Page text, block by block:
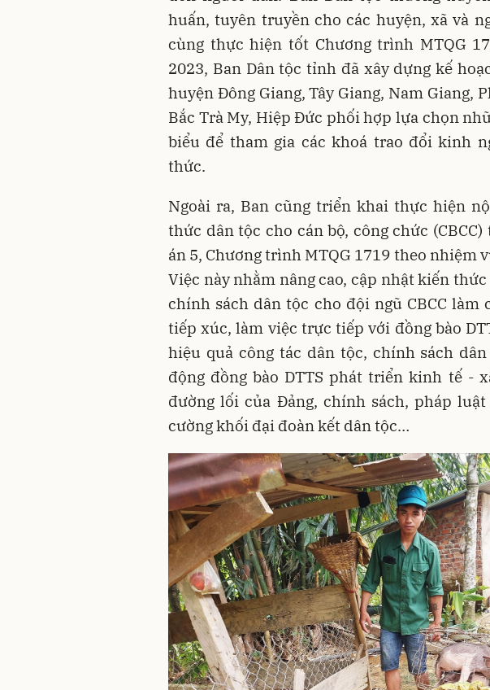
huấn, tuyên truyền cho các huyện, xã và
cùng thực hiện tốt Chương trình MTQG
2023, Ban Dân tộc tỉnh đã xây dựng kế
huyện Đông Giang, Tây Giang, Nam Giang,
Bắc Trà My, Hiệp Đức phối hợp lựa chọn
biểu để tham gia các khoá trao đổi kinh
thức.
Ngoài ra, Ban cũng triển khai thực hiện
thức dân tộc cho cán bộ, công chức
án 5, Chương trình MTQG 1719 theo nhiệm
Việc này nhằm nâng cao, cập nhật kiến thức
chính sách dân tộc cho đội ngũ CBCC làm
tiếp xúc, làm việc trực tiếp với đồng bào
hiệu quả công tác dân tộc, chính sách
động đồng bào DTTS phát triển kinh tế -
đường lối của Đảng, chính sách, pháp
cường khối đại đoàn kết dân tộc…